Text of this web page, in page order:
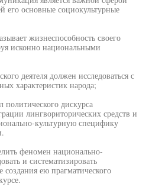
основные социокультурные
жизнеспособность своего
исконно национальными
деятеля должен исследоваться с
характеристик народа;
политического дискурса
лингвориторических средств и
культурную специфику
феномен национально-
и систематизировать
создания ею прагматического